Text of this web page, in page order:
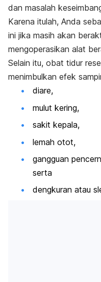
dan masalah
Karena itulah, Anda
ini jika masih akan
mengoperasikan alat
Selain itu, obat tidur
menimbulkan efek
diare,
mulut kering,
sakit kepala,
lemah otot,
gangguan
serta
dengkuran atau